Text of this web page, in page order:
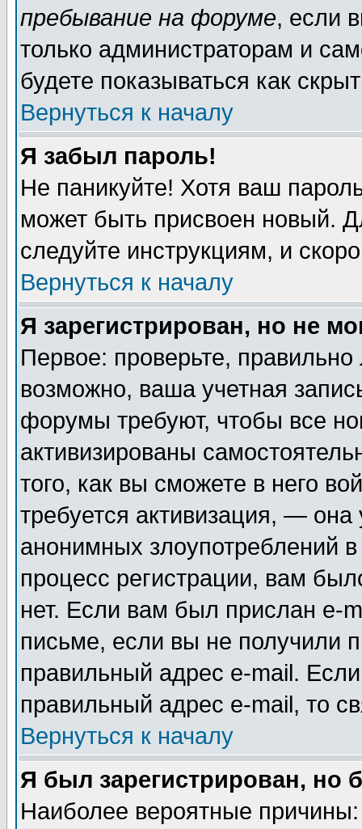
пребывание на форуме, если
только администраторам и
будете показываться как
Вернуться к началу
Я забыл пароль!
Не паникуйте! Хотя ваш
может быть присвоен новый.
следуйте инструкциям, и
Вернуться к началу
Я зарегистрирован, но не
Первое: проверьте,
возможно, ваша учетная
форумы требуют, чтобы все
активизированы
того, как вы сможете в него
требуется активизация, —
анонимных злоупотреблений
процесс регистрации, вам
нет. Если вам был прислан e-
письме, если вы не получили
правильный адрес e-mail.
правильный адрес e-mail, то
Вернуться к началу
Я был зарегистрирован, но
Наиболее вероятные